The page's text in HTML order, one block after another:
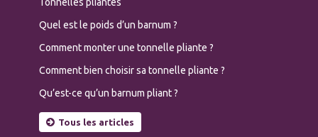
Quel est le poids d’un barnum ?
Comment monter une tonnelle pliante ?
Comment bien choisir sa tonnelle pliante ?
Qu’est-ce qu’un barnum pliant ?
Tous les articles